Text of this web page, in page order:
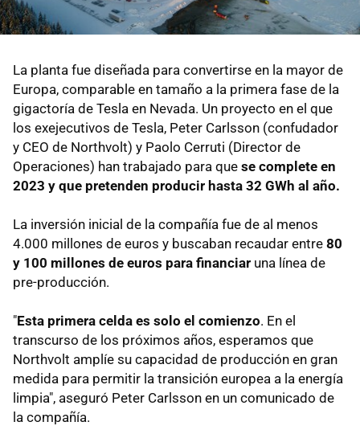
La planta fue diseñada para convertirse en la mayor de
Europa, comparable en tamaño a la primera fase de la
gigactoría de Tesla en Nevada. Un proyecto en el que
los exejecutivos de Tesla, Peter Carlsson (confudador
y CEO de Northvolt) y Paolo Cerruti (Director de
Operaciones) han trabajado para que se complete en
2023 y que pretenden producir hasta 32 GWh al año.
La inversión inicial de la compañía fue de al menos
4.000 millones de euros y buscaban recaudar entre 80
y 100 millones de euros para financiar una línea de
pre-producción.
"Esta primera celda es solo el comienzo. En el
transcurso de los próximos años, esperamos que
Northvolt amplíe su capacidad de producción en gran
medida para permitir la transición europea a la energía
limpia", aseguró Peter Carlsson en un comunicado de
la compañía.